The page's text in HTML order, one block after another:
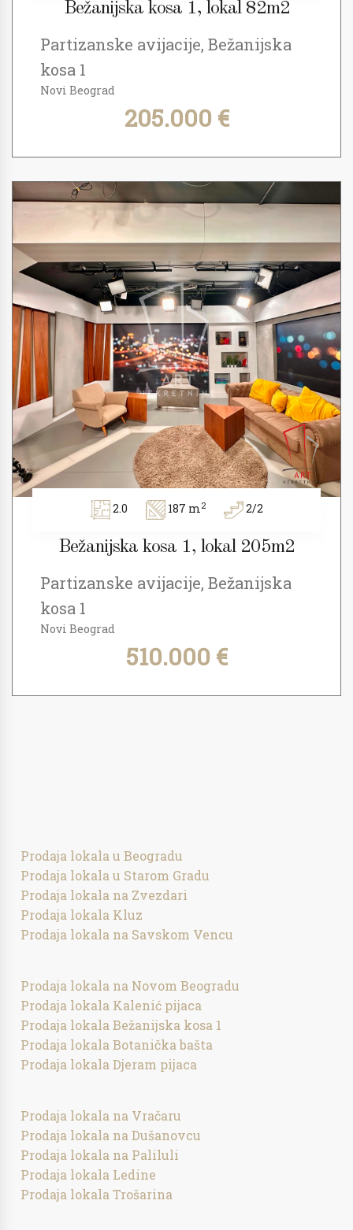
Bežanijska kosa 1, lokal 82m2
Partizanske avijacije, Bežanijska
kosa 1
Novi Beograd
205.000 €
2.0 187 m2 2/2
Bežanijska kosa 1, lokal 205m2
Partizanske avijacije, Bežanijska
kosa 1
Novi Beograd
510.000 €
Prodaja lokala u Beogradu
Prodaja lokala u Starom Gradu
Prodaja lokala na Zvezdari
Prodaja lokala Kluz
Prodaja lokala na Savskom Vencu
Prodaja lokala na Novom Beogradu
Prodaja lokala Kalenić pijaca
Prodaja lokala Bežanijska kosa 1
Prodaja lokala Botanička bašta
Prodaja lokala Djeram pijaca
Prodaja lokala na Vračaru
Prodaja lokala na Dušanovcu
Prodaja lokala na Paliluli
Prodaja lokala Ledine
Prodaja lokala Trošarina